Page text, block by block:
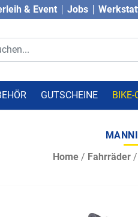
& Event Jobs
GUTSCHEINE BIKE-
Home / Fahrräder /